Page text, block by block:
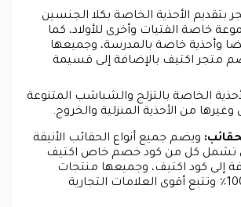
بتقديم الأحذية الخاصة بكلا الجنسين
خاصة الفتيات وأخرى للأولاد، كما
وأحذية خاصة بالمدرسة، وجميعها
متجر اكتيف بالإضافة إلى قسيمة
الخاصة بالتزلج والشباشب المتنوعة
من الأحذية المنزلية والخروج.
ويضم جميع أنواع الحقائب الأنيقة
تشمل كل من كود خصم خاص اكتيف
إلى كود اكتيف، وجميعها منتجات
أصلية بدرجة 100٪ وتتبع أقوى العلامات التجارية